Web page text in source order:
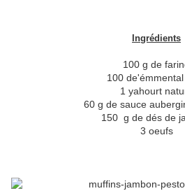
Ingrédients
100 g de
100
1 yahourt
60 g de sauce
150 g de dés de
3 oeufs